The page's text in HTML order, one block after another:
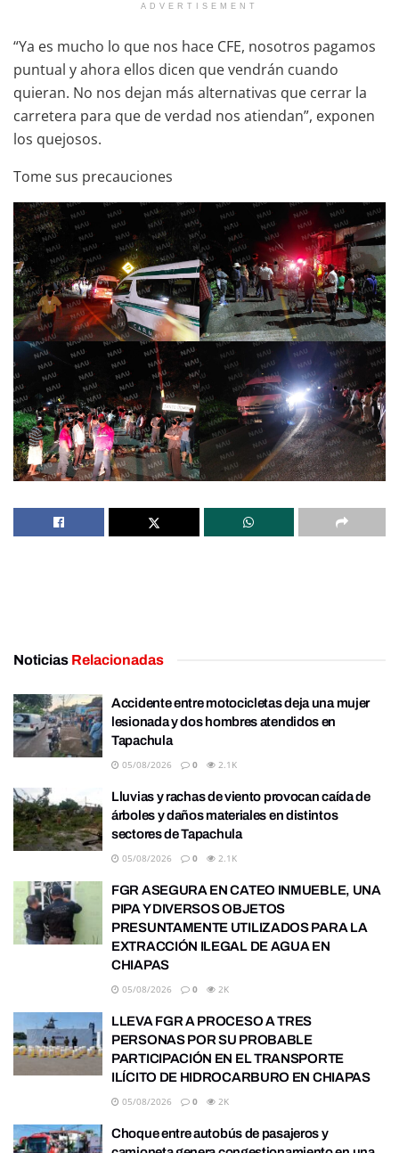
ADVERTISEMENT
“Ya es mucho lo que nos hace CFE, nosotros pagamos
puntual y ahora ellos dicen que vendrán cuando
quieran. No nos dejan más alternativas que cerrar la
carretera para que de verdad nos atiendan”, exponen
los quejosos.
Tome sus precauciones
Noticias Relacionadas
Accidente entre motocicletas deja una mujer
lesionada y dos hombres atendidos en
Tapachula
05/08/2026 0 2.1K
Lluvias y rachas de viento provocan caída de
árboles y daños materiales en distintos
sectores de Tapachula
05/08/2026 0 2.1K
FGR ASEGURA EN CATEO INMUEBLE, UNA
PIPA Y DIVERSOS OBJETOS
PRESUNTAMENTE UTILIZADOS PARA LA
EXTRACCIÓN ILEGAL DE AGUA EN
CHIAPAS
05/08/2026 0 2K
LLEVA FGR A PROCESO A TRES
PERSONAS POR SU PROBABLE
PARTICIPACIÓN EN EL TRANSPORTE
ILÍCITO DE HIDROCARBURO EN CHIAPAS
05/08/2026 0 2K
Choque entre autobús de pasajeros y